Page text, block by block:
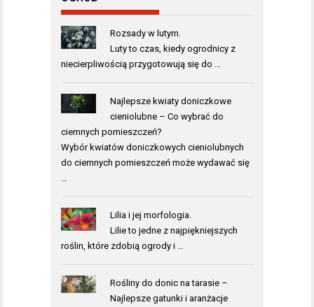
Rozsady w lutym.
Luty to czas, kiedy ogrodnicy z
niecierpliwością przygotowują się do …
Najlepsze kwiaty doniczkowe
cieniolubne – Co wybrać do
ciemnych pomieszczeń?
Wybór kwiatów doniczkowych cieniolubnych
do ciemnych pomieszczeń może wydawać się
…
Lilia i jej morfologia.
Lilie to jedne z najpiękniejszych
roślin, które zdobią ogrody i …
Rośliny do donic na tarasie –
Najlepsze gatunki i aranżacje